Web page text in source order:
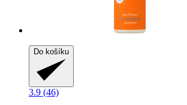
Do košíku
3.9 (46)